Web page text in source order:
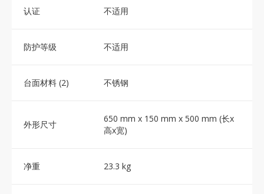
认证 不适用
防护等级 不适用
台面材料 (2) 不锈钢
外形尺寸
650 mm x 150 mm x 500 mm (长x
高x宽)
净重 23.3 kg